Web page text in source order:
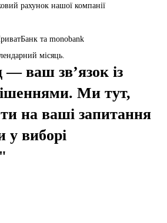
рахунок нашої компанії
та monobank
місяць.
— ваш зв’язок із
Ми тут,
на ваші запитання
у виборі